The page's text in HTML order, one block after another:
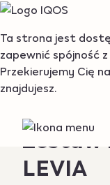
Ta strona jest
zapewnić spójność
Przekierujemy Cię
znajdujesz.
Zestaw
LEVIA